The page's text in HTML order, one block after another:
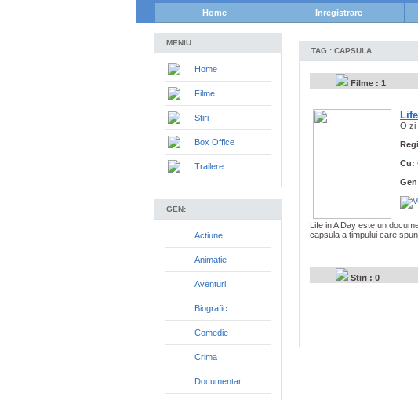
Home Inregistrare
MENIU:
Home
Filme
Stiri
Box Office
Trailere
GEN:
Actiune
Animatie
Aventuri
Biografic
Comedie
Crima
Documentar
TAG : CAPSULA
Filme : 1
O zi
Cu:
Life in A Day este un
capsula a timpului care
Stiri : 0